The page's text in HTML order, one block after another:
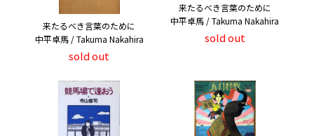
来たるべき言葉のために
中平卓馬 / Takuma Nakahira
sold out
来たるべき言葉のために
中平卓馬 / Takuma Nakahira
sold out